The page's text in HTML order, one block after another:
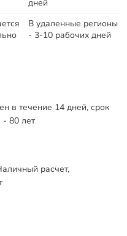
дней
В удаленные регионы
- 3-10 рабочих дней
в течение 14 дней, срок
80 лет
расчет,